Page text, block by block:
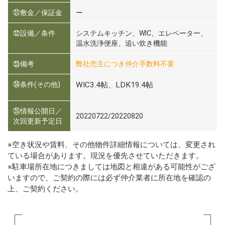
㉛敷金／保証金 ー
㉜設備／条件
システムキッチン、WIC、エレベーター、
温水洗浄便座、追い炊き機能
㉝備考 弊社売主につき仲介手数料不要
㉞条件(その他) WIC3.4帖、LDK19.4帖
㉟情報公開日／
次回更新予定日
20220722/20220820
※空き状況や賃料、その他物件詳細情報については、変更され
ている場合があります。現況を優先させていただきます。
※駐車場所在地につきましては地図と相違がある可能性がござ
いますので、ご契約の際には必ず仲介業者に所在地を確認の
上、ご契約ください。